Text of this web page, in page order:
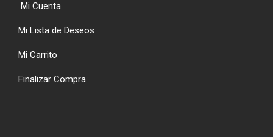
Mi Cuenta
Mi Lista de Deseos
Mi Carrito
Finalizar Compra